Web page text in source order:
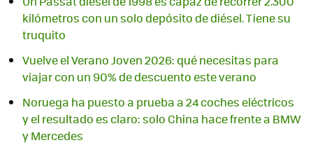
kilómetros con un solo depósito de diésel. Tiene su
truquito
Vuelve el Verano Joven 2026: qué necesitas para
viajar con un 90% de descuento este verano
Noruega ha puesto a prueba a 24 coches eléctricos
y el resultado es claro: solo China hace frente a BMW
y Mercedes